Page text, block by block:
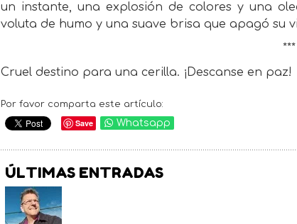
un instante, una explosión de colores y una
voluta de humo y una suave brisa que apagó su
***
Cruel destino para una cerilla. ¡Descanse en paz!
Por favor comparta este artículo:
Save Whatsapp
ÚLTIMAS ENTRADAS